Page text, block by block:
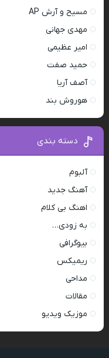
مسیح و آرش AP
مهدی جهانی
امیر عظیمی
حمید صفت
آصف آریا
هوروش بند
دسته بندی
آلبوم
آهنگ جدید
اهنگ بی کلام
به زودی…
بیوگرافی
ریمیکس
مداحی
مقالات
موزیک ویدیو